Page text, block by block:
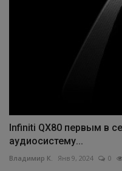
Infiniti QX80 первым в
аудиосистему...
Владимир К. Янв 9, 2024 0